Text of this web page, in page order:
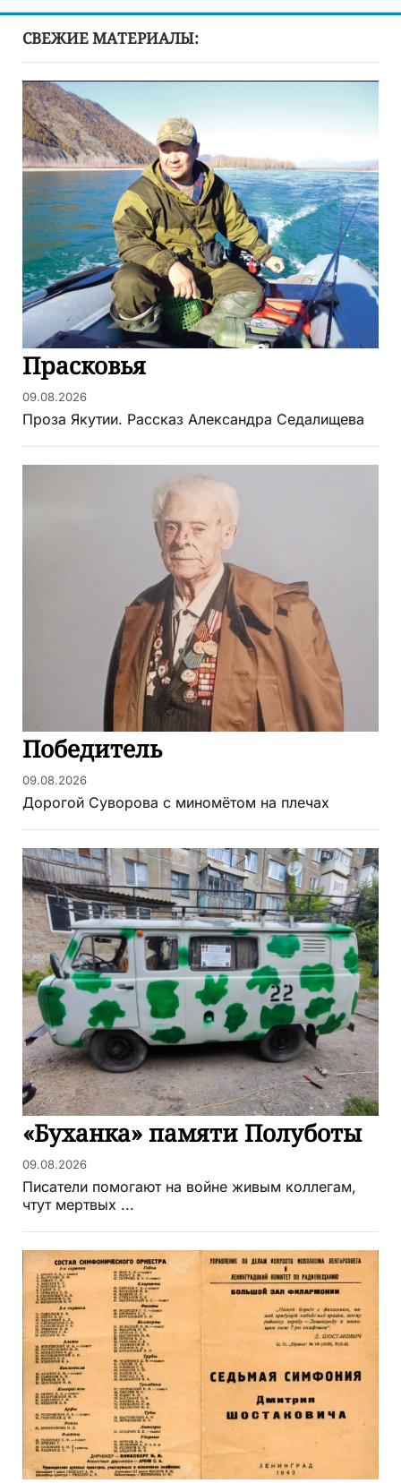
СВЕЖИЕ МАТЕРИАЛЫ:
Прасковья
09.08.2026
Проза Якутии. Рассказ Александра Седалищева
Победитель
09.08.2026
Дорогой Суворова с миномётом на плечах
«Буханка» памяти Полуботы
09.08.2026
Писатели помогают на войне живым коллегам,
чтут мертвых ...